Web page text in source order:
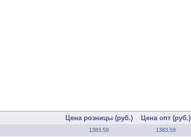
Цена розницы (руб.) Цена опт (руб.)
1383.59 1383.59